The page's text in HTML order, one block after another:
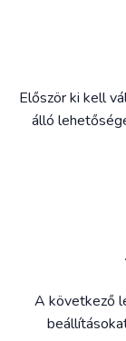
Először ki kell
álló
A következő